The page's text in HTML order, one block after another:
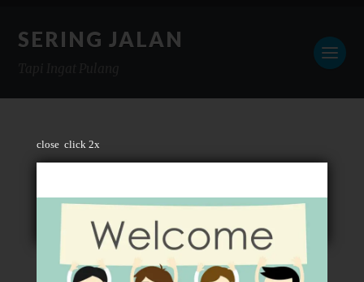
close click 2x
SERING JALAN